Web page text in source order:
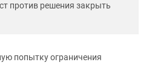
против решения закрыть
попытку ограничения